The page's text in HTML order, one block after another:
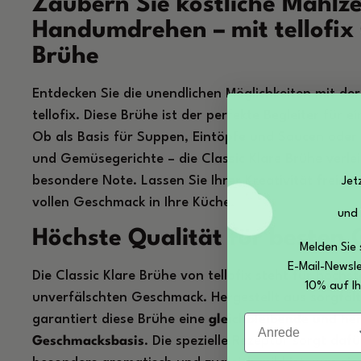
Zaubern Sie köstliche
Handumdrehen – mit tellofix
Brühe
Entdecken Sie die unendlichen Möglichkeiten mit
tellofix. Diese Brühe ist der perfekte Begleiter für
Ob als Basis für Suppen, Eintöpfe und Saucen
und Gemüsegerichte – die Classic Klare Brühe
besondere Note. Lassen Sie Ihrer Kreativität freien
vollen Geschmack in Ihre Küche.
Höchste Qualität für besten
Die Classic Klare Brühe von tellofix steht für
unverfälschten Geschmack. Hergestellt aus
garantiert diese Brühe eine gleichbleibende und
Geschmacksbasis. Die spezielle Rezeptur sorgt
und
Melden
E-Mail-
10% auf
Anrede